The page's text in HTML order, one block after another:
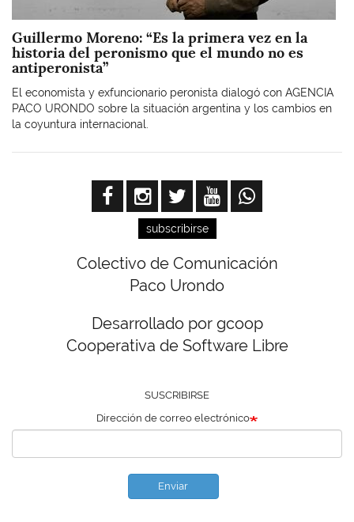
Guillermo Moreno: “Es la primera vez en la
historia del peronismo que el mundo no es
antiperonista”
El economista y exfuncionario peronista dialogó con AGENCIA
PACO URONDO sobre la situación argentina y los cambios en
la coyuntura internacional.
subscribirse
Colectivo de Comunicación
Paco Urondo
Desarrollado por gcoop
Cooperativa de Software Libre
SUSCRIBIRSE
Dirección de correo electrónico
Enviar